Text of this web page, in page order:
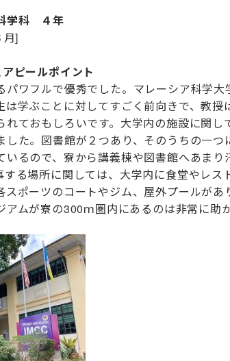
学科 ４年
月]
ピールポイント
ワフルで優秀でした。マレーシア科学
は学ぶことに対してすごく前向きで、教
れておもしろいです。大学内の施設に関
した。図書館が２つあり、そのうちの一
いるので、寮から講義棟や図書館へあま
する場所に関しては、大学内に食堂やレ
スポーツのコートやジム、屋外プールが
ムが寮の300ｍ圏内にあるのは非常に助